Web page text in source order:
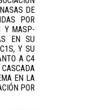
DE
POR
Y MASP-
EN SU
Y SU
A C4
EN LA
POR